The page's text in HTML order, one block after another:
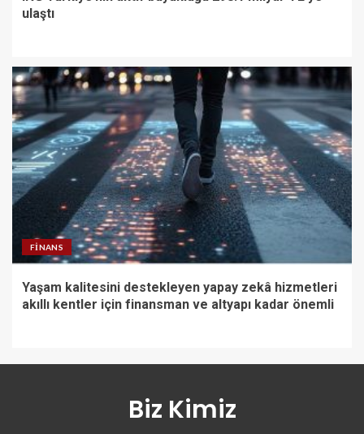
ulaştı
FINANS
Yaşam kalitesini destekleyen yapay zekâ hizmetleri
akıllı kentler için finansman ve altyapı kadar önemli
Biz Kimiz